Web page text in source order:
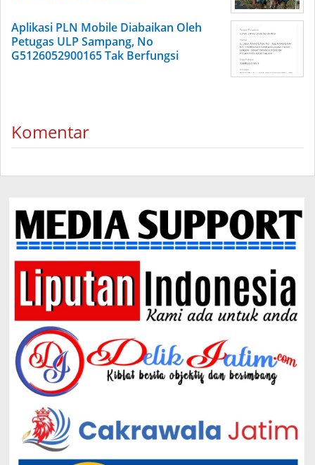
Aplikasi PLN Mobile Diabaikan Oleh
Petugas ULP Sampang, No
G5126052900165 Tak Berfungsi
Komentar